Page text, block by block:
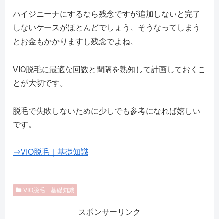
ハイジニーナにするなら残念ですが追加しないと完了
しないケースがほとんどでしょう。そうなってしまう
とお金もかかりますし残念でよね。
VIO脱毛に最適な回数と間隔を熟知して計画しておくこ
とが大切です。
脱毛で失敗しないために少しでも参考になれば嬉しい
です。
⇒VIO脱毛｜基礎知識
VIO脱毛 基礎知識
スポンサーリンク